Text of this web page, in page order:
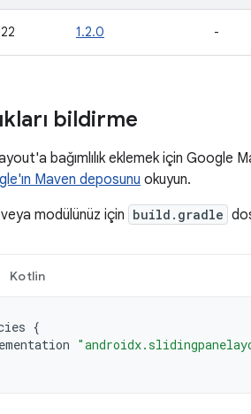
1.2.0 -
bildirme
bağımlılık eklemek için
Maven deposunu okuyun.
modülünüz için build.gradle
Kotlin
{